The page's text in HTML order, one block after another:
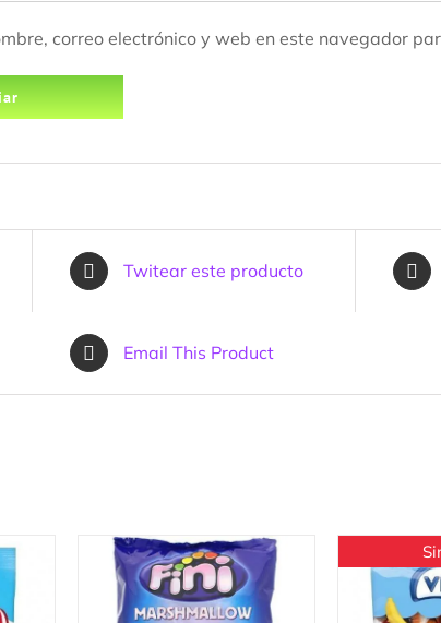
correo electrónico y web en este navegador
Twitear este producto
Email This Product